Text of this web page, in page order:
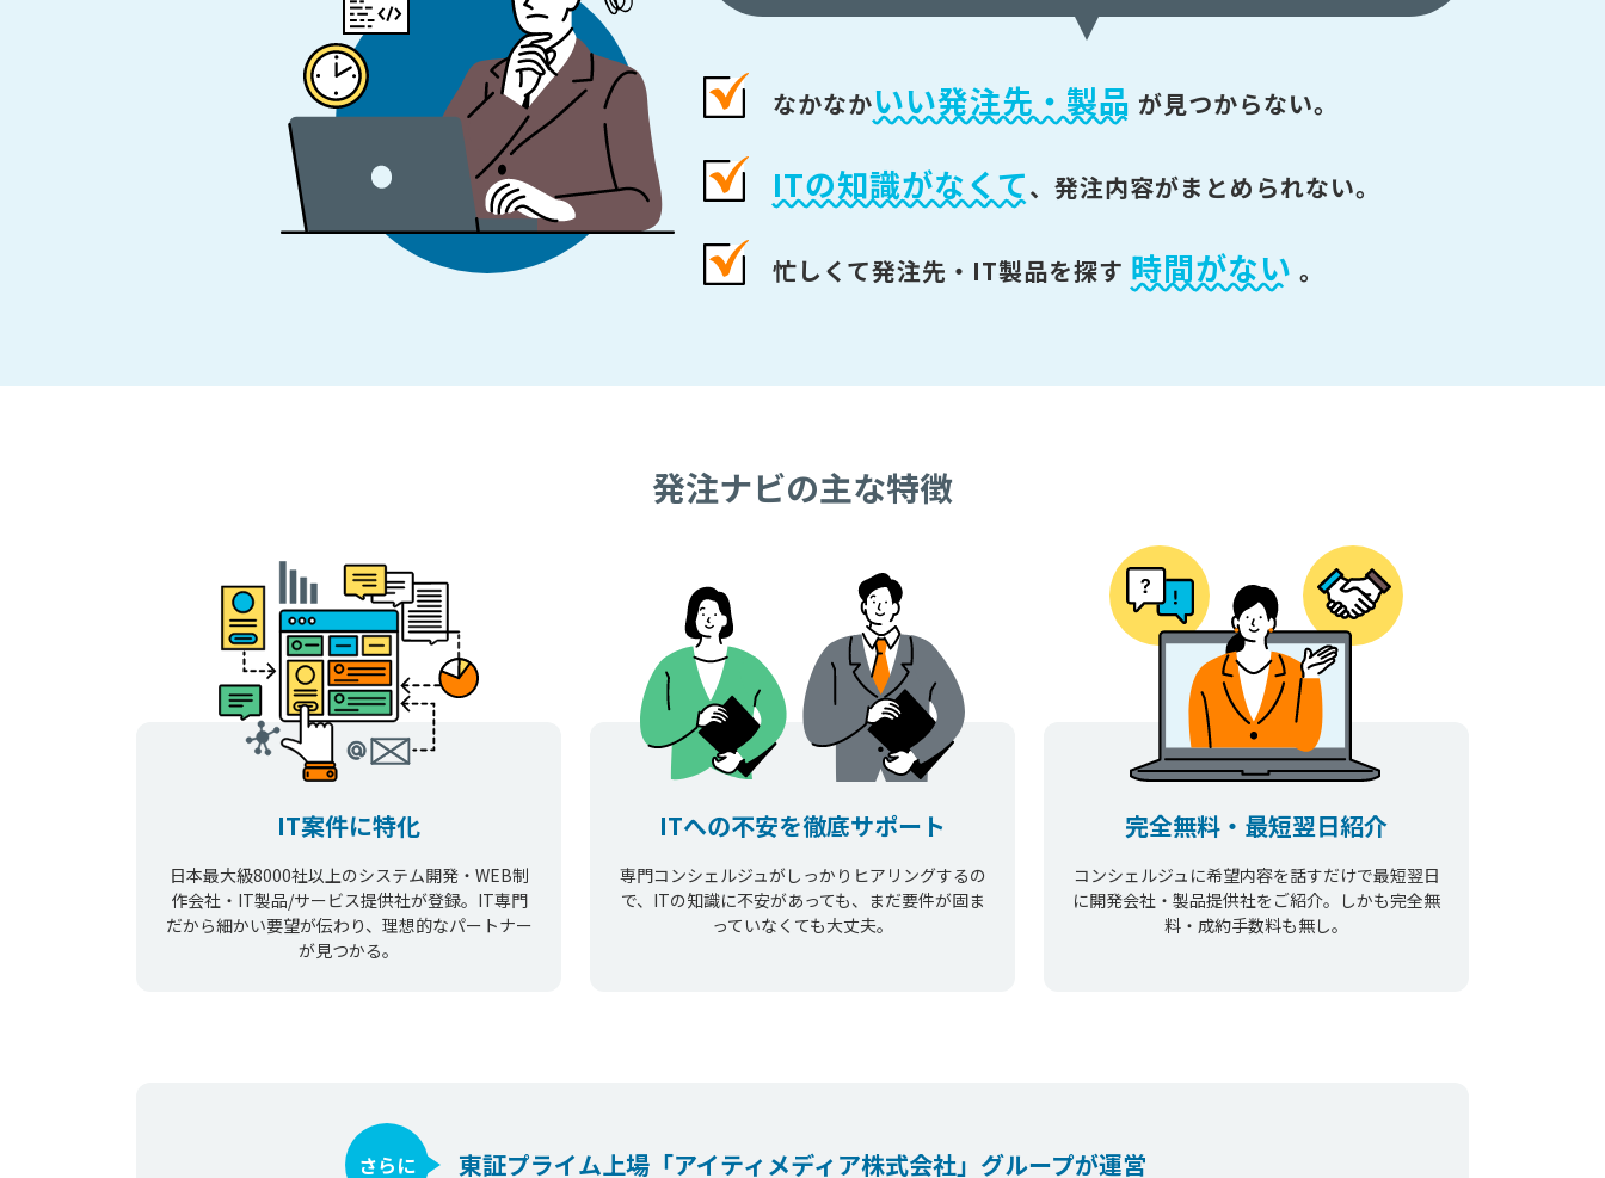
なかなかいい発注先・製品 が見つからない。
ITの知識がなくて、 発注内容がまとめられない。
忙しくて発注先・IT製品を探す 時間がない 。
発注ナビの主な特徴
IT案件に特化
日本最大級8000社以上のシステム開発・WEB制
作会社・IT製品/サービス提供社が登録。IT専門
だから細かい要望が伝わり、理想的なパートナー
が見つかる。
ITへの不安を徹底サポート
専門コンシェルジュがしっかりヒアリングするの
で、ITの知識に不安があっても、まだ要件が固ま
っていなくても大丈夫。
完全無料・最短翌日紹介
コンシェルジュに希望内容を話すだけで最短翌日
に開発会社・製品提供社をご紹介。しかも完全無
料・成約手数料も無し。
東証プライム上場 「アイティメディア株式会社」 グループが運営
さらに